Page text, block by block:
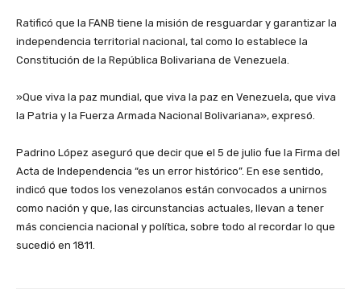
‎Ratificó que la FANB tiene la misión de resguardar y garantizar la
independencia territorial nacional, tal como lo establece la
Constitución de la República Bolivariana de Venezuela.
‎»Que viva la paz mundial, que viva la paz en Venezuela, que viva
la Patria y la Fuerza Armada Nacional Bolivariana», expresó.
‎Padrino López aseguró que decir que el 5 de julio fue la Firma del
Acta de Independencia “es un error histórico”. En ese sentido,
indicó que todos los venezolanos están convocados a unirnos
como nación y que, las circunstancias actuales, llevan a tener
más conciencia nacional y política, sobre todo al recordar lo que
sucedió en 1811.